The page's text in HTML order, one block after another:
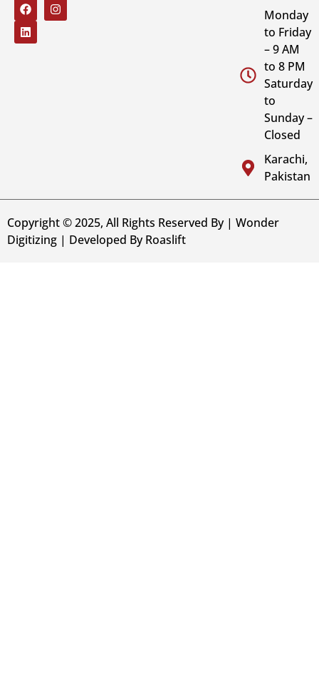
Monday
to Friday
– 9 AM
to 8 PM
Saturday
to
Sunday –
Closed
Karachi,
Pakistan
Copyright © 2025, All Rights Reserved By | Wonder
Digitizing | Developed By Roaslift